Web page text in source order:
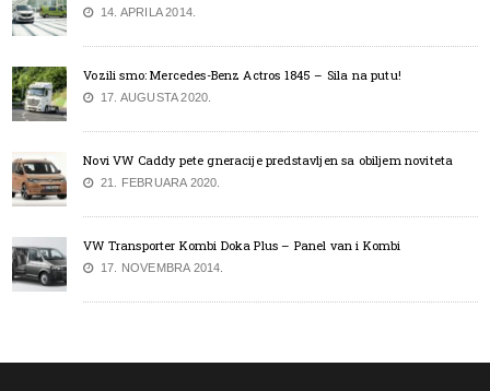
14. APRILA 2014.
Vozili smo: Mercedes-Benz Actros 1845 – Sila na putu!
17. AUGUSTA 2020.
Novi VW Caddy pete gneracije predstavljen sa obiljem noviteta
21. FEBRUARA 2020.
VW Transporter Kombi Doka Plus – Panel van i Kombi
17. NOVEMBRA 2014.